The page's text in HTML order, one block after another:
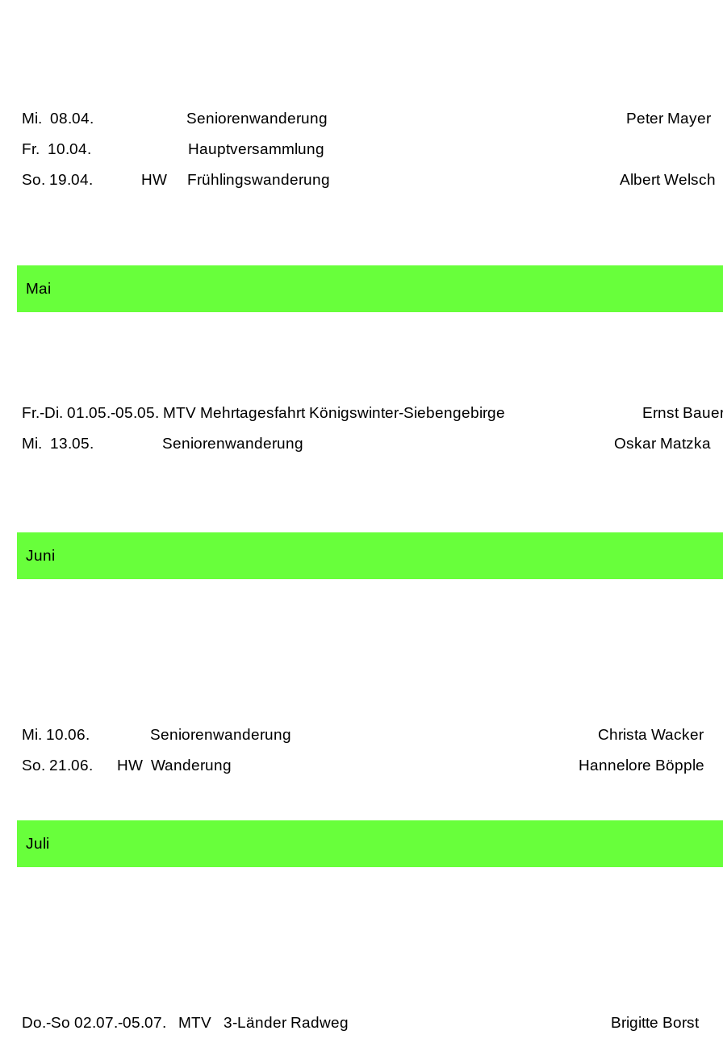
Mi. 08.04. Seniorenwanderung Peter Mayer
Fr. 10.04. Hauptversammlung
So. 19.04. HW Frühlingswanderung Albert Welsch
Mai
Fr.-Di. 01.05.-05.05. MTV Mehrtagesfahrt Königswinter-Siebengebirge Ernst
Mi. 13.05. Seniorenwanderung Oskar Matzka
Juni
Mi. 10.06. Seniorenwanderung Christa Wacker
So. 21.06. HW Wanderung Hannelore Böpple
Juli
Do.-So 02.07.-05.07. MTV 3-Länder Radweg
Brigitte Borst